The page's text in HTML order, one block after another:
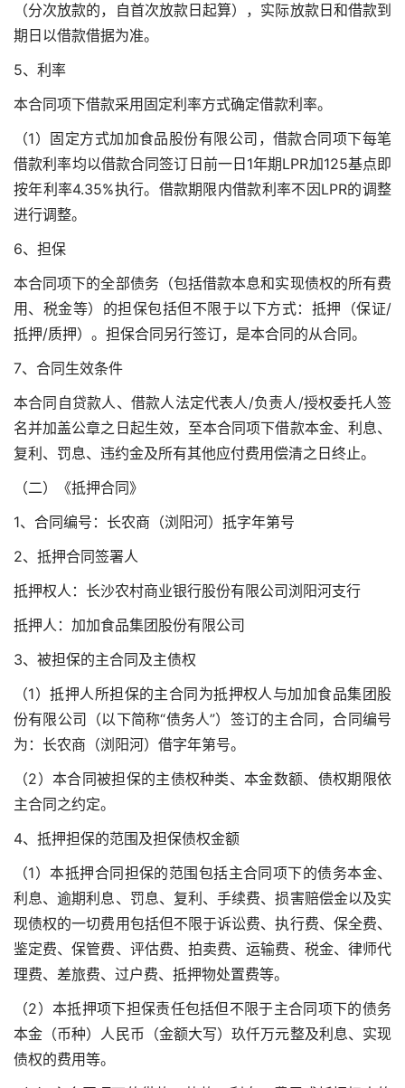
（分次放款的，自首次放款日起算），实际放款日和借款到
期日以借款借据为准。
5、利率
本合同项下借款采用固定利率方式确定借款利率。
（1）固定方式加加食品股份有限公司 ，借款合同项下每笔
借款利率均以借款合同签订日前一日1年期LPR加125基点即
按年利率4.35%执行。借款期限内借款利率不因LPR的调整
进行调整。
6、担保
本合同项下的全部债务（包括借款本息和实现债权的所有费
用、税金等）的担保包括但不限于以下方式：抵押（保证/
抵押/质押）。担保合同另行签订，是本合同的从合同。
7、合同生效条件
本合同自贷款人、借款人法定代表人/负责人/授权委托人签
名并加盖公章之日起生效，至本合同项下借款本金、利息、
复利、罚息、违约金及所有其他应付费用偿清之日终止。
（二）《抵押合同》
1、合同编号：长农商（浏阳河）抵字年第号
2、抵押合同签署人
抵押权人：长沙农村商业银行股份有限公司浏阳河支行
抵押人：加加食品集团股份有限公司
3、被担保的主合同及主债权
（1）抵押人所担保的主合同为抵押权人与加加食品集团股
份有限公司（以下简称“债务人”）签订的主合同，合同编号
为：长农商（浏阳河）借字年第号。
（2）本合同被担保的主债权种类、本金数额、债权期限依
主合同之约定。
4、抵押担保的范围及担保债权金额
（1）本抵押合同担保的范围包括主合同项下的债务本金、
利息、逾期利息、罚息、复利、手续费、损害赔偿金以及实
现债权的一切费用包括但不限于诉讼费、执行费、保全费、
鉴定费、保管费、评估费、拍卖费、运输费、税金、律师代
理费、差旅费、过户费、抵押物处置费等。
（2）本抵押项下担保责任包括但不限于主合同项下的债务
本金（币种）人民币（金额大写）玖仟万元整及利息、实现
债权的费用等。